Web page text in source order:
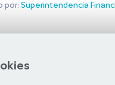
por: Superintendencia